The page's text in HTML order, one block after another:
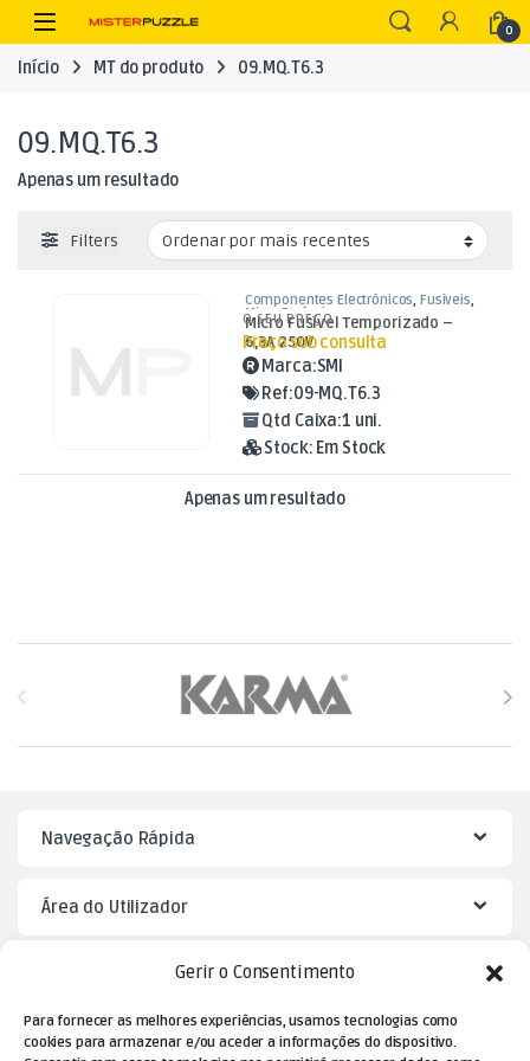
Gerir o Consentimento
Para fornecer as melhores experiências, usamos tecnologias como
cookies para armazenar e/ou aceder a informações do dispositivo.
Skip to navigation
Skip to content
Open 0
Início MT do produto 09.MQ.T6.3
09.MQ.T6.3
Apenas um resultado
Filters
Componentes Electrónicos, Fusíveis,
Micro Fusíveis
Micro Fusível Temporizado –
6,3A 250V
O SEU PREÇO
Preço sob consulta
Marca:SMI
Ref:09-MQ.T6.3
Qtd Caixa:1 uni.
Stock: Em Stock
Apenas um resultado
Navegação Rápida
Área do Utilizador